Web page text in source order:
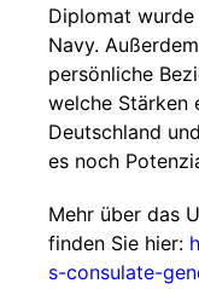
Diplomat
Navy.
persönliche
welche Stärken
Deutschland
es noch
Mehr über das
finden Sie hier:
s-consulate-